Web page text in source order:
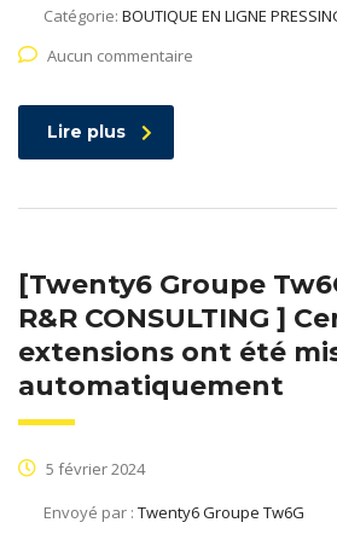
Catégorie: BOUTIQUE EN LIGNE
Aucun commentaire
Lire plus
[Twenty6 Groupe
R&R CONSULTING ]
extensions ont été
automatiquement
5 février 2024
Envoyé par : Twenty6 Groupe Tw6G